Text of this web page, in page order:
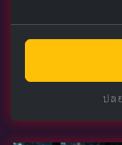
ปล